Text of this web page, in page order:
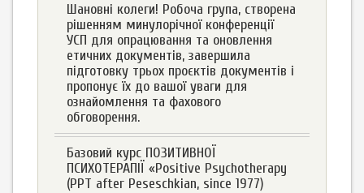
Шановні колеги! Робоча група, створена
рішенням минулорічної конференції
УСП для опрацювання та оновлення
етичних документів, завершила
підготовку трьох проєктів документів і
пропонує їх до вашої уваги для
ознайомлення та фахового
обговорення.
Базовий курс ПОЗИТИВНОЇ
ПСИХОТЕРАПІЇ «Positive Psychotherapy
(PPT after Peseschkian, since 1977)